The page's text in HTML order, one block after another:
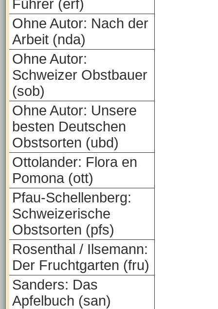
Führer (erf)
Ohne Autor: Nach der
Arbeit (nda)
Ohne Autor:
Schweizer Obstbauer
(sob)
Ohne Autor: Unsere
besten Deutschen
Obstsorten (ubd)
Ottolander: Flora en
Pomona (ott)
Pfau-Schellenberg:
Schweizerische
Obstsorten (pfs)
Rosenthal / Ilsemann:
Der Fruchtgarten (fru)
Sanders: Das
Apfelbuch (san)